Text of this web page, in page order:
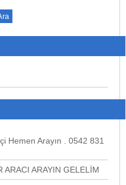
Hemen Arayın . 0542 831
ARAYIN GELELİM